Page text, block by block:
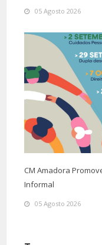
05 Agosto 2026
CM Amadora
Informal
05 Agosto 2026